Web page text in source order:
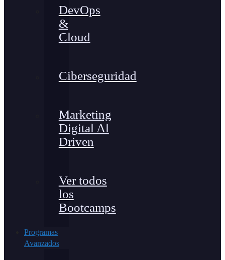
DevOps
&
Cloud
Ciberseguridad
Marketing
Digital Al
Driven
Ver todos
los
Bootcamps
Programas
Avanzados